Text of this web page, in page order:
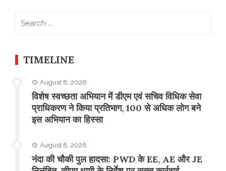
TIMELINE
August 8, 2026
विशेष स्वच्छता अभियान में डीएम एवं सचिव विधिक सेवा
प्राधिकरण ने किया प्रतिभाग, 100 से अधिक लोग बने
इस अभियान का हिस्सा
August 8, 2026
नंदा की चौकी पुल हादसा: PWD के EE, AE और JE